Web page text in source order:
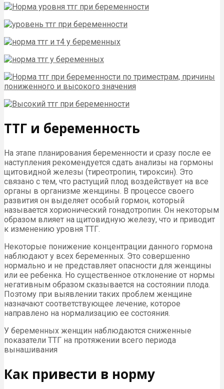
ТТГ и беременность
На этапе планирования беременности и сразу после ее
наступления рекомендуется сдать анализы на гормоны
щитовидной железы (тиреотропин, тироксин). Это
связано с тем, что растущий плод воздействует на все
органы в организме женщины. В процессе своего
развития он выделяет особый гормон, который
называется хорионический гонадотропин. Он некоторым
образом влияет на щитовидную железу, что и приводит
к изменению уровня ТТГ.
Некоторые понижение концентрации данного гормона
наблюдают у всех беременных. Это совершенно
нормально и не представляет опасности для женщины
или ее ребенка. Но существенное отклонение от нормы
негативным образом сказывается на состоянии плода.
Поэтому при выявлении таких проблем женщине
назначают соответствующее лечение, которое
направлено на нормализацию ее состояния.
У беременных женщин наблюдаются сниженные
показатели ТТГ на протяжении всего периода
вынашивания
Как привести в норму